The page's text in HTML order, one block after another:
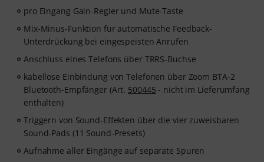
pro Eingang Gain-Regler und Mute-Taste
Mix-Minus-Funktion für automatische Feedback-
Unterdrückung bei eingespeisten Anrufen
Anschluss eines Telefons über TRRS-Buchse
kabellose Einbindung von Telefonen über Zoom BTA-2
Bluetooth-Empfänger (Art. 500445 - nicht im Lieferumfang
enthalten)
Triggern von Sound-Effekten über die vier zuweisbaren
Sound-Pads (11 Sound-Presets)
Aufnahme aller Eingänge auf separate Spuren